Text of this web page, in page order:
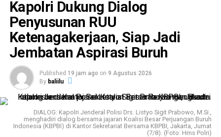
Kapolri Dukung Dialog
Penyusunan RUU
Ketenagakerjaan, Siap Jadi
Jembatan Aspirasi Buruh
Published 19 jam ago on 9 Agustus 2026
By baliilu
DIALOG: Kapolri Jenderal Polisi Drs. Listyo Sigit Prabowo, M.Si.,
menghadiri dialog bersama jajaran Koalisi Besar Perjuangan Buruh
Indonesia (KBPBI) di Kantor Sekretariat Bersama KBPBI, Jakarta, Jumat
(7/8). (Foto: Hms Polri)